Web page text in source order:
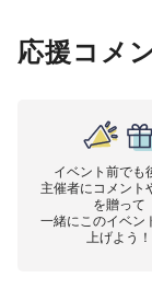
応援コメ
イベント前でも
主催者にコメント
を贈って
一緒にこのイベン
上げよう！